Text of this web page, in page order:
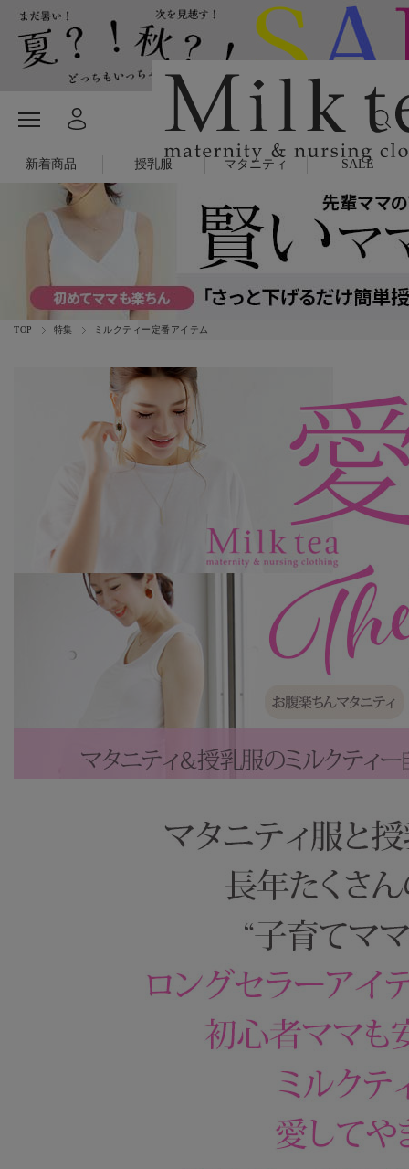
新着商品 授乳服 マタニティ SALE
TOP 特集 ミルクティー定番アイテム